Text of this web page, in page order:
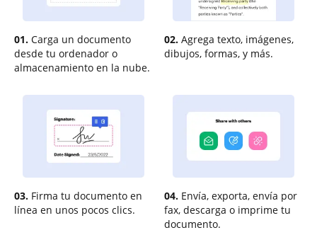
01. Carga un documento
desde tu ordenador o
almacenamiento en la nube.
02. Agrega texto, imágenes,
dibujos, formas, y más.
03. Firma tu documento en
línea en unos pocos clics.
04. Envía, exporta, envía por
fax, descarga o imprime tu
documento.